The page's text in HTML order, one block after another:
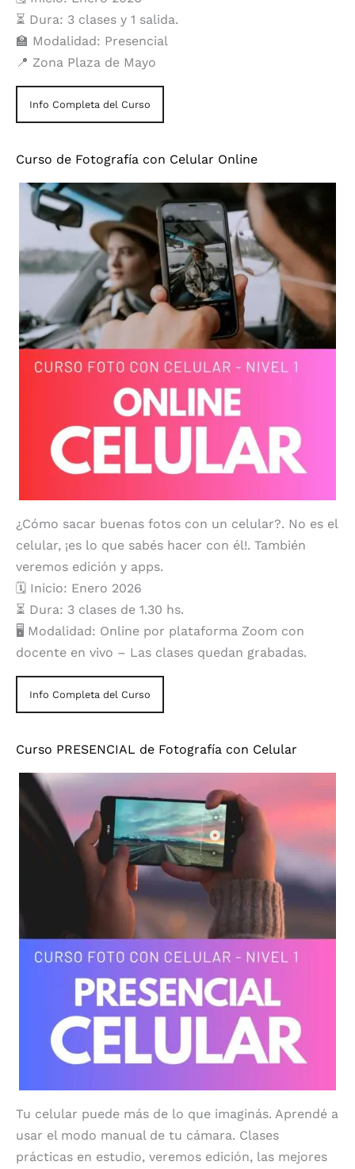
⏳ Dura: 3 clases y 1 salida.
🏫 Modalidad: Presencial
📍 Zona Plaza de Mayo
Info Completa del Curso
Curso de Fotografía con Celular Online
¿Cómo sacar buenas fotos con un celular?. No es el
celular, ¡es lo que sabés hacer con él!. También
veremos edición y apps.
🗓️ Inicio: Enero 2026
⏳ Dura: 3 clases de 1.30 hs.
🖥️ Modalidad: Online por plataforma Zoom con
docente en vivo – Las clases quedan grabadas.
Info Completa del Curso
Curso PRESENCIAL de Fotografía con Celular
Tu celular puede más de lo que imaginás. Aprendé a
usar el modo manual de tu cámara. Clases
prácticas en estudio, veremos edición, las mejores